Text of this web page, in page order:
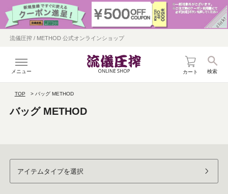
流儀圧搾 / METHOD 公式オンラインショップ
メニュー カート 検索
TOP バッグ METHOD
バッグ METHOD
アイテムタイプを選択